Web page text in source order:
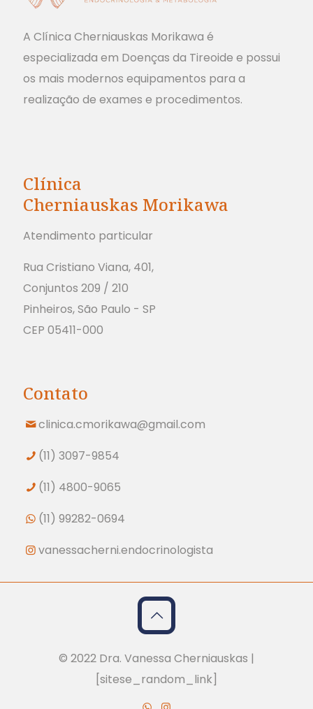
A Clínica Cherniauskas Morikawa é
especializada em Doenças da Tireoide e possui
os mais modernos equipamentos para a
realização de exames e procedimentos.
Clínica
Cherniauskas Morikawa
Atendimento particular
Rua Cristiano Viana, 401,
Conjuntos 209 / 210
Pinheiros, São Paulo - SP
CEP 05411-000
Contato
clinica.cmorikawa@gmail.com
(11) 3097-9854
(11) 4800-9065
(11) 99282-0694
vanessacherni.endocrinologista
© 2022 Dra. Vanessa Cherniauskas |
[sitese_random_link]